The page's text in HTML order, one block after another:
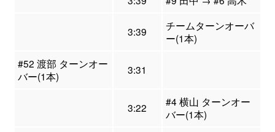
3:39
チームターンオーバ
ー(1本)
#52 渡部 ターンオー
バー(1本)
3:31
3:22
#4 横山 ターンオー
バー(1本)